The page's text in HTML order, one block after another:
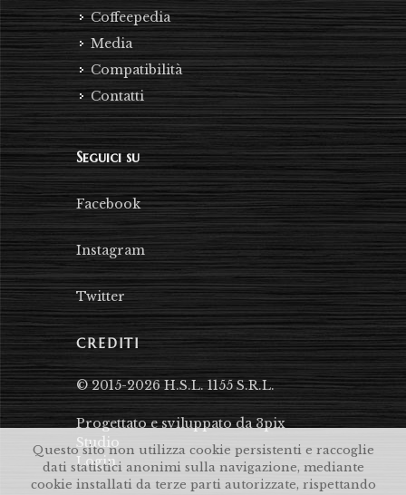
Questo sito non utilizza cookie persistenti e raccoglie
dati statistici anonimi sulla navigazione, mediante
cookie installati da terze parti autorizzate, rispettando
Coffeepedia
Media
Compatibilità
Contatti
Seguici su
Facebook
Instagram
Twitter
CREDITI
© 2015-2026 H.S.L. 1155 S.R.L.
Progettato e sviluppato da 3pix
Studio
Login